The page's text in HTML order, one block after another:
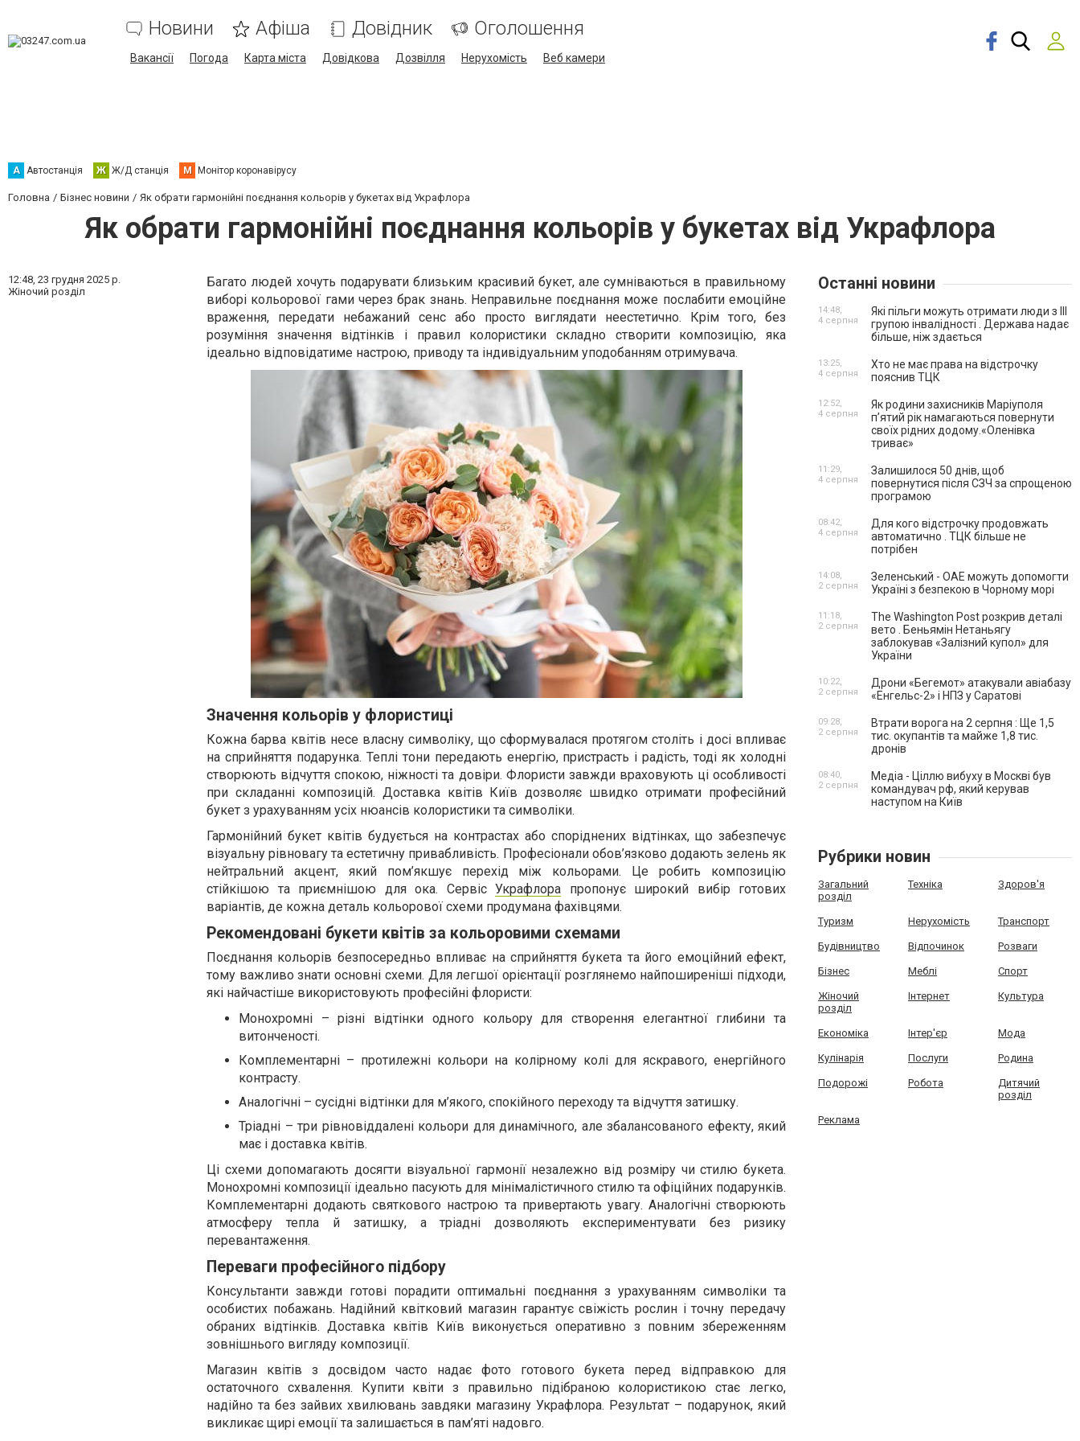
Новини Афіша Довідник Оголошення
Вакансії Погода Карта міста Довідкова Дозвілля Нерухомість Веб камери
А Автостанція Ж Ж/Д станція М Монітор коронавірусу
Головна Бізнес новини Як обрати гармонійні поєднання кольорів у букетах від Украфлора
Як обрати гармонійні поєднання кольорів у букетах від Украфлора
12:48, 23 грудня 2025 р.
Жіночий розділ
Багато людей хочуть подарувати близьким красивий букет, але сумніваються в правильному
виборі кольорової гами через брак знань. Неправильне поєднання може послабити емоційне
враження, передати небажаний сенс або просто виглядати неестетично. Крім того, без
розуміння значення відтінків і правил колористики складно створити композицію, яка
ідеально відповідатиме настрою, приводу та індивідуальним уподобанням отримувача.
Значення кольорів у флористиці
Кожна барва квітів несе власну символіку, що сформувалася протягом століть і досі впливає
на сприйняття подарунка. Теплі тони передають енергію, пристрасть і радість, тоді як холодні
створюють відчуття спокою, ніжності та довіри. Флористи завжди враховують ці особливості
при складанні композицій. Доставка квітів Київ дозволяє швидко отримати професійний
букет з урахуванням усіх нюансів колористики та символіки.
Гармонійний букет квітів будується на контрастах або споріднених відтінках, що забезпечує
візуальну рівновагу та естетичну привабливість. Професіонали обов’язково додають зелень як
нейтральний акцент, який пом’якшує перехід між кольорами. Це робить композицію
стійкішою та приємнішою для ока. Сервіс Украфлора пропонує широкий вибір готових
варіантів, де кожна деталь кольорової схеми продумана фахівцями.
Рекомендовані букети квітів за кольоровими схемами
Поєднання кольорів безпосередньо впливає на сприйняття букета та його емоційний ефект,
тому важливо знати основні схеми. Для легшої орієнтації розглянемо найпоширеніші підходи,
які найчастіше використовують професійні флористи:
Монохромні – різні відтінки одного кольору для створення елегантної глибини та
витонченості.
Комплементарні – протилежні кольори на колірному колі для яскравого, енергійного
контрасту.
Аналогічні – сусідні відтінки для м’якого, спокійного переходу та відчуття затишку.
Тріадні – три рівновіддалені кольори для динамічного, але збалансованого ефекту, який
має і доставка квітів.
Ці схеми допомагають досягти візуальної гармонії незалежно від розміру чи стилю букета.
Монохромні композиції ідеально пасують для мінімалістичного стилю та офіційних подарунків.
Комплементарні додають святкового настрою та привертають увагу. Аналогічні створюють
атмосферу тепла й затишку, а тріадні дозволяють експериментувати без ризику
перевантаження.
Переваги професійного підбору
Консультанти завжди готові порадити оптимальні поєднання з урахуванням символіки та
особистих побажань. Надійний квітковий магазин гарантує свіжість рослин і точну передачу
обраних відтінків. Доставка квітів Київ виконується оперативно з повним збереженням
зовнішнього вигляду композиції.
Магазин квітів з досвідом часто надає фото готового букета перед відправкою для
остаточного схвалення. Купити квіти з правильно підібраною колористикою стає легко,
надійно та без зайвих хвилювань завдяки магазину Украфлора. Результат – подарунок, який
викликає щирі емоції та залишається в пам’яті надовго.
Останні новини
Які пільги можуть отримати люди з III
групою інвалідності . Держава надає
більше, ніж здається
14:48,
4 серпня
Хто не має права на відстрочку
пояснив ТЦК
13:25,
4 серпня
Як родини захисників Маріуполя
пʼятий рік намагаються повернути
своїх рідних додому.«Оленівка
триває»
12:52,
4 серпня
Залишилося 50 днів, щоб
повернутися після СЗЧ за спрощеною
програмою
11:29,
4 серпня
Для кого відстрочку продовжать
автоматично . ТЦК більше не
потрібен
08:42,
4 серпня
Зеленський - ОАЕ можуть допомогти
Україні з безпекою в Чорному морі
14:08,
2 серпня
The Washington Post розкрив деталі
вето . Беньямін Нетаньягу
заблокував «Залізний купол» для
України
11:18,
2 серпня
Дрони «Бегемот» атакували авіабазу
«Енгельс-2» і НПЗ у Саратові
10:22,
2 серпня
Втрати ворога на 2 серпня : Ще 1,5
тис. окупантів та майже 1,8 тис.
дронів
09:28,
2 серпня
Медіа - Ціллю вибуху в Москві був
командувач рф, який керував
наступом на Київ
08:40,
2 серпня
Рубрики новин
Загальний
розділ
Техніка Здоров'я
Туризм Нерухомість Транспорт
Будівництво Відпочинок Розваги
Бізнес Меблі Спорт
Жіночий
розділ
Інтернет Культура
Економіка Інтер'єр Мода
Кулінарія Послуги Родина
Подорожі Робота
Дитячий
розділ
Реклама